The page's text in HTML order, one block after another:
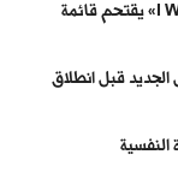
بعد 5 أسابيع من الصدارة.. مسلسل «I Will Find You» يقتحم قائمة
قبل انطلاق
النفسية